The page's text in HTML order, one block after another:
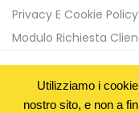
Utilizziamo i
nostro sito, e non a
Privacy E Cookie Policy
Modulo Richiesta
Copyright © 2020 ITC